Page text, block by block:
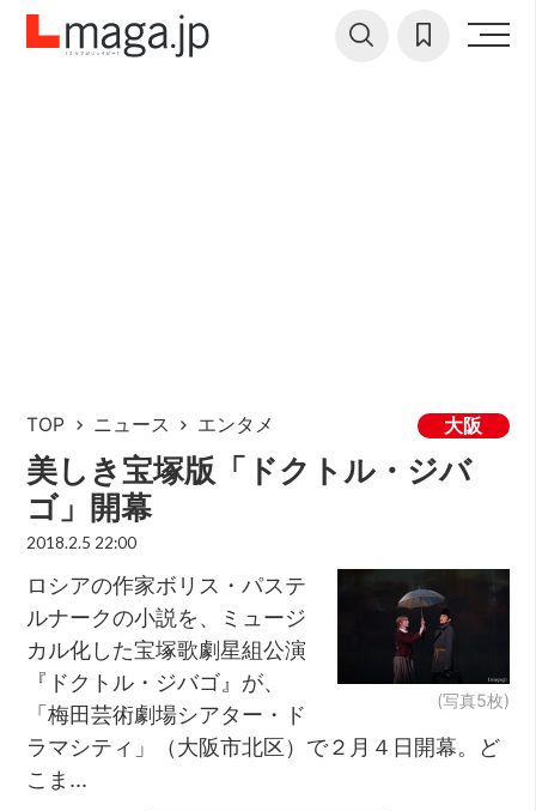
TOP ニュース エンタメ 大阪
美しき宝塚版「ドクトル・ジバ
ゴ」開幕
2018.2.5 22:00
(写真5枚)
ロシアの作家ボリス・パステ
ルナークの小説を、ミュージ
カル化した宝塚歌劇星組公演
『ドクトル・ジバゴ』が、
「梅田芸術劇場シアター・ド
ラマシティ」（大阪市北区）で２月４日開幕。ど
こま...